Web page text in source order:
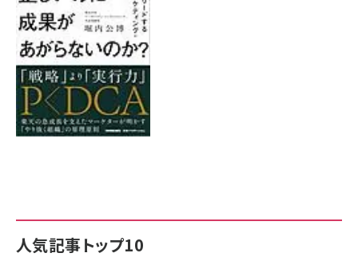
人気記事トップ10
8月7日 10:00